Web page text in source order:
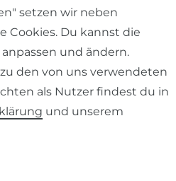
setzen wir neben
Cookies. Du kannst die
und ändern.
den von uns verwendeten
als Nutzer findest du in
und unserem